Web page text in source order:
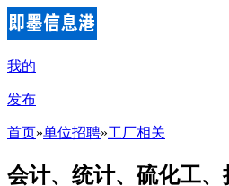
我的
发布
首页»单位招聘»工厂相关
会计、统计、硫化工、